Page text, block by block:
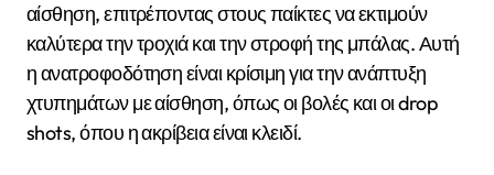
αίσθηση, επιτρέποντας στους παίκτες να εκτιμούν
καλύτερα την τροχιά και την στροφή της μπάλας. Αυτή
η ανατροφοδότηση είναι κρίσιμη για την ανάπτυξη
χτυπημάτων με αίσθηση, όπως οι βολές και οι drop
shots, όπου η ακρίβεια είναι κλειδί.